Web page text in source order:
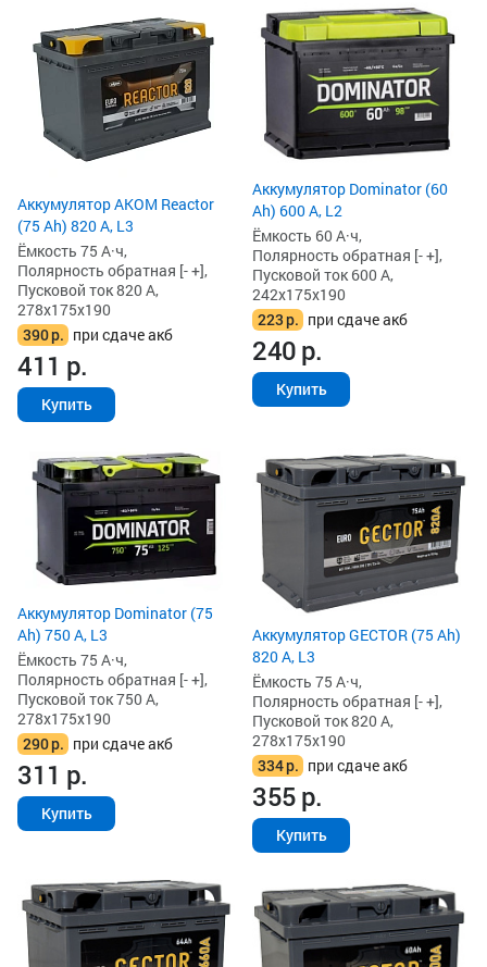
Аккумулятор AKOM Reactor
(75 Ah) 820 А, L3
Ёмкость 75 А·ч,
Полярность обратная [- +],
Пусковой ток 820 А,
278x175x190
390р. при сдаче акб
411 р.
Купить
Аккумулятор Dominator (60
Ah) 600 А, L2
Ёмкость 60 А·ч,
Полярность обратная [- +],
Пусковой ток 600 А,
242x175x190
223р. при сдаче акб
240р.
Купить
Аккумулятор Dominator (75
Ah) 750 А, L3
Ёмкость 75 А·ч,
Полярность обратная [- +],
Пусковой ток 750 А,
278x175x190
290р. при сдаче акб
311 р.
Купить
Аккумулятор GECTOR (75 Ah)
820 А, L3
Ёмкость 75 А·ч,
Полярность обратная [- +],
Пусковой ток 820 А,
278x175x190
334р. при сдаче акб
355р.
Купить